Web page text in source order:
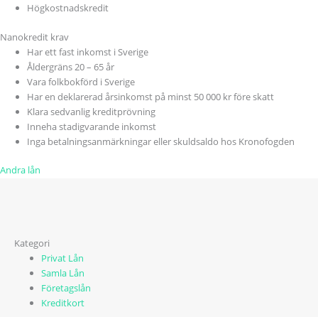
Högkostnadskredit
Nanokredit krav
Har ett fast inkomst i Sverige
Åldergräns 20 – 65 år
Vara folkbokförd i Sverige
Har en deklarerad årsinkomst på minst 50 000 kr före skatt
Klara sedvanlig kreditprövning
Inneha stadigvarande inkomst
Inga betalningsanmärkningar eller skuldsaldo hos Kronofogden
Andra lån
Kategori
Privat Lån
Samla Lån
Företagslån
Kreditkort